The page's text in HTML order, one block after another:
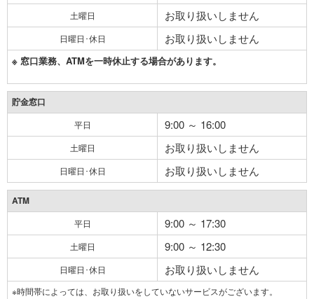
土曜日 お取り扱いしません
日曜日･休日 お取り扱いしません
※ 窓口業務、ATMを一時休止する場合があります。
貯金窓口
平日 9:00 ～ 16:00
土曜日 お取り扱いしません
日曜日･休日 お取り扱いしません
ATM
平日 9:00 ～ 17:30
土曜日 9:00 ～ 12:30
日曜日･休日 お取り扱いしません
※時間帯によっては、お取り扱いをしていないサービスがございます。